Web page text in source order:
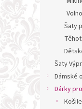
Šaty
Šaty
Dámské
Dárky
Košile